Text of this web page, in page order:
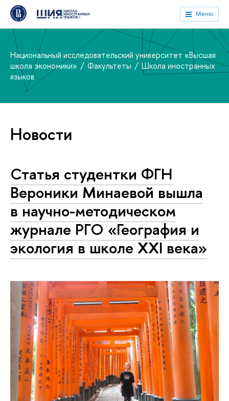
Меню
Национальный исследовательский университет «Высшая
школа экономики»
Факультеты
Школа иностранных
языков
Новости
Статья студентки ФГН
Вероники Минаевой вышла
в научно-методическом
журнале РГО «География и
экология в школе XXI века»